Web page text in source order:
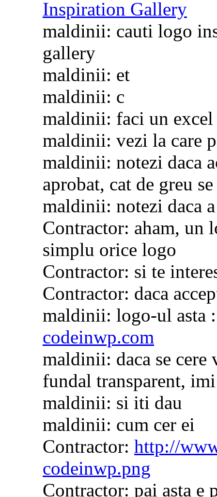
Inspiration Gallery
maldinii: cauti logo
gallery
maldinii: et
maldinii: c
maldinii: faci un excel
maldinii: vezi la care
maldinii: notezi daca
aprobat, cat de greu
maldinii: notezi daca
Contractor: aham, un
simplu orice logo
Contractor: si te
Contractor: daca
maldinii: logo-ul asta
codeinwp.com
maldinii: daca se cere
fundal transparent,
maldinii: si iti dau
maldinii: cum cer ei
Contractor: http://
codeinwp.png
Contractor: pai asta e